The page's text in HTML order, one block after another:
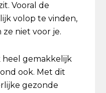
Vooral de
volop te vinden,
niet voor je.
heel gemakkelijk
ook. Met dit
gezonde